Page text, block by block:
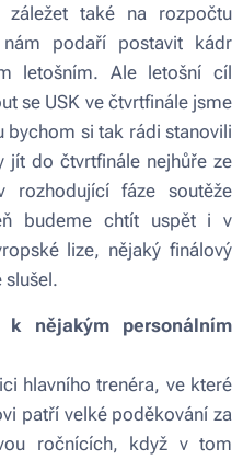
záležet také na rozpočtu
podaří postavit kádr
letošním. Ale letošní cíl
se USK ve čtvrtfinále jsme
si tak rádi stanovili
jít do čtvrtfinále nejhůře ze
fáze soutěže
budeme chtít uspět i v
lize, nějaký finálový
slušel.
nějakým personálním
hlavního trenéra, ve které
patří velké poděkování za
ročnících, když v tom